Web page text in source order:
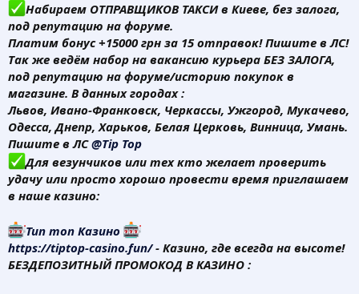
Набираем ОТПРАВЩИКОВ ТАКСИ в Киеве, без залога,
под репутацию на форуме.
Платим бонус +15000 грн за 15 отправок! Пишите в ЛС!
Так же ведём набор на вакансию курьера БЕЗ ЗАЛОГА,
под репутацию на форуме/историю покупок в
магазине. В данных городах :
Львов, Ивано-Франковск, Черкассы, Ужгород, Мукачево,
Одесса, Днепр, Харьков, Белая Церковь, Винница, Умань.
Пишите в ЛС@Tip Top
Для везунчиков или тех кто желает проверить
удачу или просто хорошо провести время приглашаем
в наше казино:
Тип топ Казино
https://tiptop-casino.fun/- Казино, где всегда на высоте!
БЕЗДЕПОЗИТНЫЙ ПРОМОКОД В КАЗИНО :